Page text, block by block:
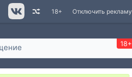
Отключить рекламу
18+
18+